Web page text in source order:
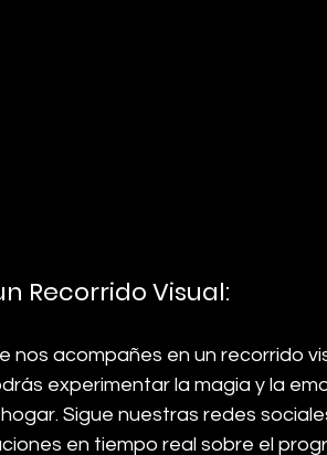
Recorrido Visual:
nos acompañes en un recorrido
experimentar la magia y la
Sigue nuestras redes
en tiempo real sobre el